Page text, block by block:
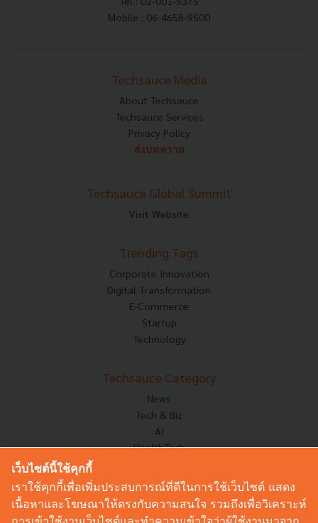
Mobile : 06-4658-9500
Techsauce Media
About Techsauce
Techsauce Services
Privacy Policy
ส่งบทความ
Techsauce Global Summit
Visit Website
Trending Tags
Corporate Innovation
Digital Transformation
E-Commerce
Startup
Technology
Techsauce Category
News
Tech & Biz
AI
HealthTech
Corp Innov
Saucy Thoughts
Based On
เว็บไซต์นี้ใช้คุกกี้
เราใช้คุกกี้เพื่อเพิ่มประสบการณ์ที่ดีในการใช้เว็บไซต์ แสดง
เนื้อหาและโฆษณาให้ตรงกับความสนใจ รวมถึงเพื่อวิเคราะห์